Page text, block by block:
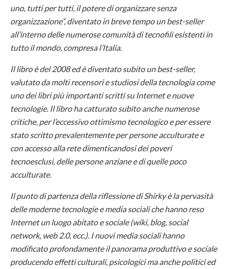
uno, tutti per tutti, il potere di organizzare senza
organizzazione”, diventato in breve tempo un best-seller
all’interno delle numerose comunità di tecnofili esistenti in
tutto il mondo, compresa l’Italia.
Il libro è del 2008 ed è diventato subito un best-seller,
valutato da molti recensori e studiosi della tecnologia come
uno dei libri più importanti scritti su Internet e nuove
tecnologie. Il libro ha catturato subito anche numerose
critiche, per l’eccessivo ottimismo tecnologico e per essere
stato scritto prevalentemente per persone acculturate e
con accesso alla rete dimenticandosi dei poveri
tecnoesclusi, delle persone anziane e di quelle poco
acculturate.
Il punto di partenza della riflessione di Shirky è la pervasità
delle moderne tecnologie e media sociali che hanno reso
Internet un luogo abitato e sociale (wiki, blog, social
network, web 2.0, ecc.). I nuovi media sociali hanno
modificato profondamente il panorama produttivo e sociale
producendo effetti culturali, psicologici ma anche politici ed